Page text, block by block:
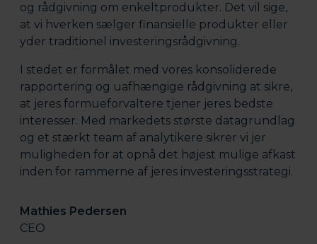
og rådgivning om enkeltprodukter. Det vil sige,
at vi hverken sælger finansielle produkter eller
yder traditionel investeringsrådgivning.
I stedet er formålet med vores konsoliderede
rapportering og uafhængige rådgivning at sikre,
at jeres formueforvaltere tjener jeres bedste
interesser. Med markedets største datagrundlag
og et stærkt team af analytikere sikrer vi jer
muligheden for at opnå det højest mulige afkast
inden for rammerne af jeres investeringsstrategi.
Mathies Pedersen
CEO